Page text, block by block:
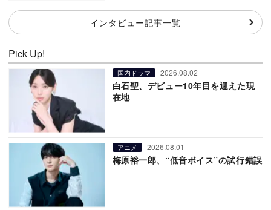
インタビュー記事一覧
Pick Up!
国内ドラマ 2026.08.02
白石聖、デビュー10年目を迎えた現
在地
アニメ 2026.08.01
梅原裕一郎、“低音ボイス”の試行錯誤